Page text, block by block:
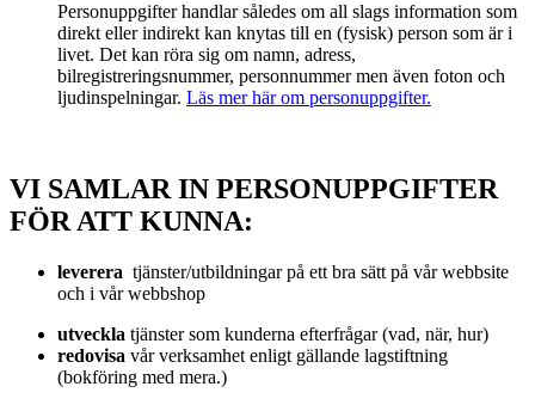
Personuppgifter handlar således om all slags information som
direkt eller indirekt kan knytas till en (fysisk) person som är i
livet. Det kan röra sig om namn, adress,
bilregistreringsnummer, personnummer men även foton och
ljudinspelningar. Läs mer här om personuppgifter.
VI SAMLAR IN PERSONUPPGIFTER
FÖR ATT KUNNA:
leverera tjänster/utbildningar på ett bra sätt på vår webbsite
och i vår webbshop
utveckla tjänster som kunderna efterfrågar (vad, när, hur)
redovisa vår verksamhet enligt gällande lagstiftning
(bokföring med mera.)